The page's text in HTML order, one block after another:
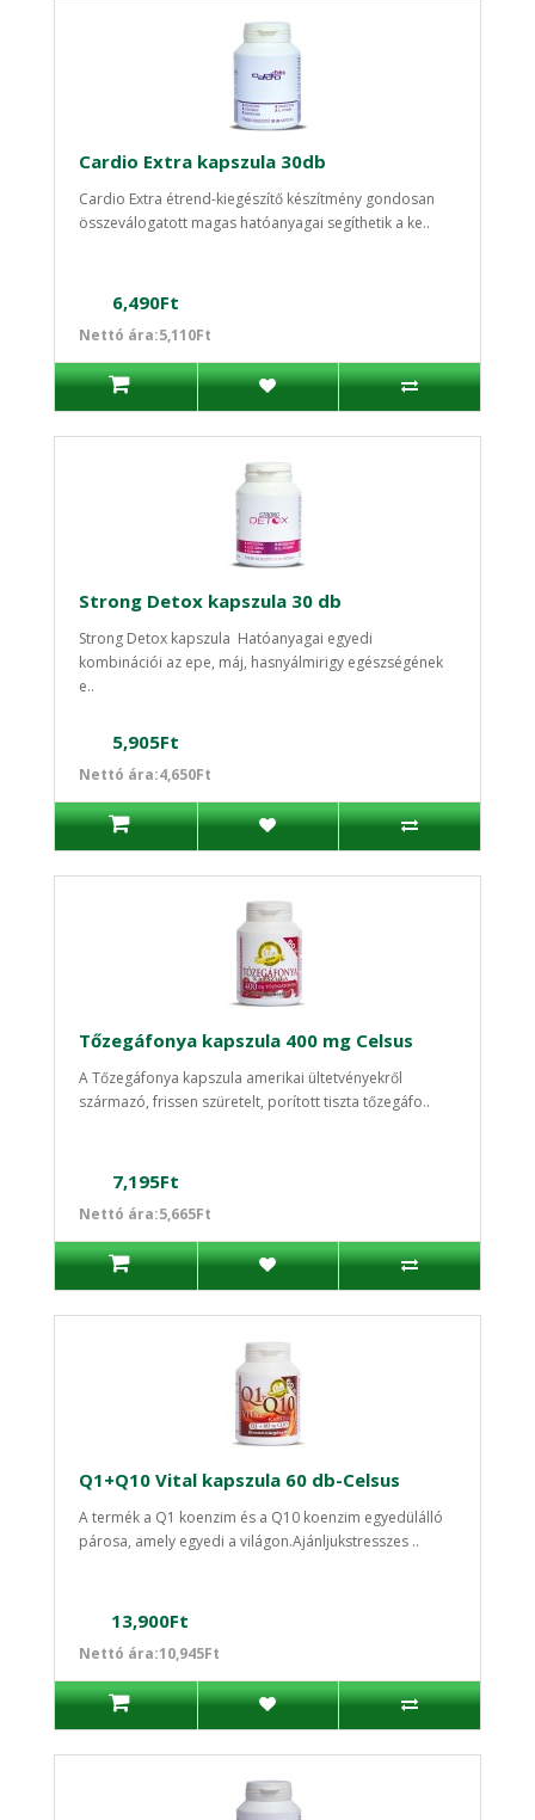
Cardio Extra kapszula 30db
Cardio Extra étrend-kiegészítő készítmény gondosan
összeválogatott magas hatóanyagai segíthetik a ke..
6,490Ft
Nettó ára:5,110Ft
Strong Detox kapszula 30 db
Strong Detox kapszula Hatóanyagai egyedi
kombinációi az epe, máj, hasnyálmirigy egészségének
e..
5,905Ft
Nettó ára:4,650Ft
Tőzegáfonya kapszula 400 mg Celsus
A Tőzegáfonya kapszula amerikai ültetvényekről
származó, frissen szüretelt, porított tiszta tőzegáfo..
7,195Ft
Nettó ára:5,665Ft
Q1+Q10 Vital kapszula 60 db-Celsus
A termék a Q1 koenzim és a Q10 koenzim egyedülálló
párosa, amely egyedi a világon.Ajánljukstresszes ..
13,900Ft
Nettó ára:10,945Ft